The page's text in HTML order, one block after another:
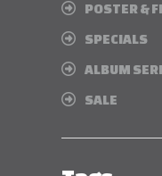
POSTER &
SPECIALS
ALBUM
SALE